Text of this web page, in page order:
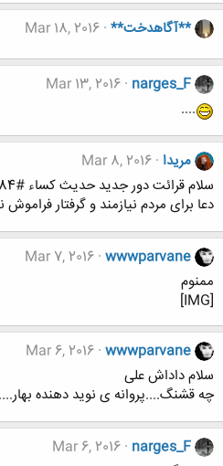
**آگاهدخت** Mar 18, 2016
narges_F
Mar 13, 2016
....
مریدا Mar 8, 2016
سلام قرائت دور جدید حدیث کساء #1784
دعا برای مردم نیازمند و گرفتار فراموش
wwwparvane
Mar 7, 2016
ممنوم
[IMG]
wwwparvane
Mar 6, 2016
سلام داداش علی
چه قشنگ....پروانه ی نوید دهنده بهار....
narges_F
Mar 6, 2016